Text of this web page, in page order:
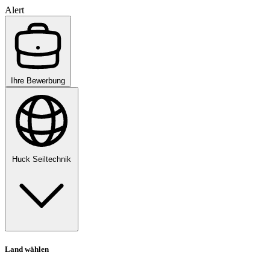
Alert
Ihre Bewerbung
Huck Seiltechnik
Land wählen